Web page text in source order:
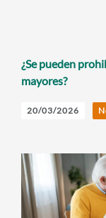
¿Se pueden
mayores?
20/03/2026